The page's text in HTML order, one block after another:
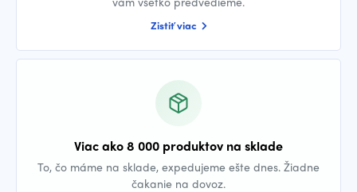
Zistiť viac
Viac ako 8 000 produktov na sklade
To, čo máme na sklade, expedujeme ešte dnes. Žiadne
čakanie na dovoz.